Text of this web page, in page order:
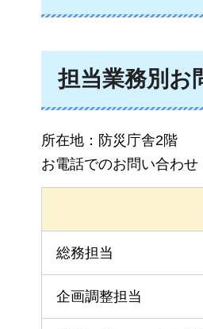
担当業務別お
所在地：防災庁舎2階
お電話でのお問い合わせ
総務担当
企画調整担当